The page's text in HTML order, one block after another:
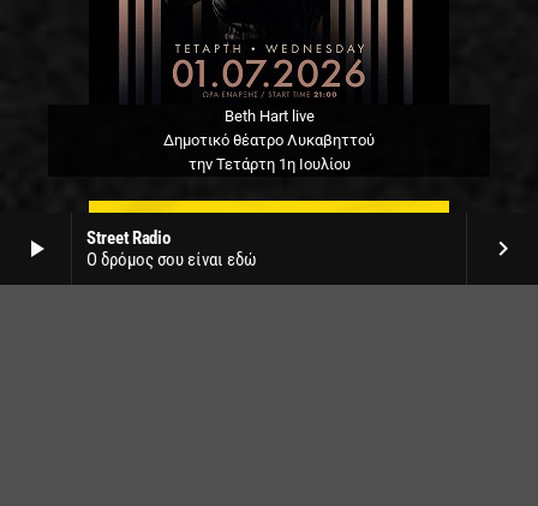
play_arrow
Street Radio
Ο δρόμος σου είναι εδώ
keyboard_arrow_right
Beth Hart live
Δημοτικό θέατρο Λυκαβηττού
την Τετάρτη 1η Ιουλίου